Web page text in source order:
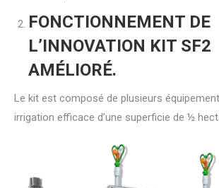
FONCTIONNEMENT DE
L’INNOVATION KIT SF2
AMÉLIORÉ.
Le kit est composé de plusieurs
irrigation efficace d’une superficie de ½